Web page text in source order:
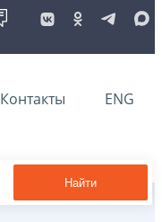
Контакты ENG
Найти